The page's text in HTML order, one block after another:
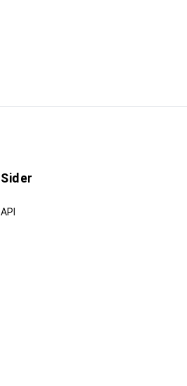
Sider
API